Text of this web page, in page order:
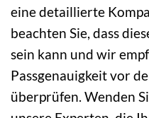
eine detaillierte
beachten Sie, dass
sein kann und wir
Passgenauigkeit vor
überprüfen. Wenden